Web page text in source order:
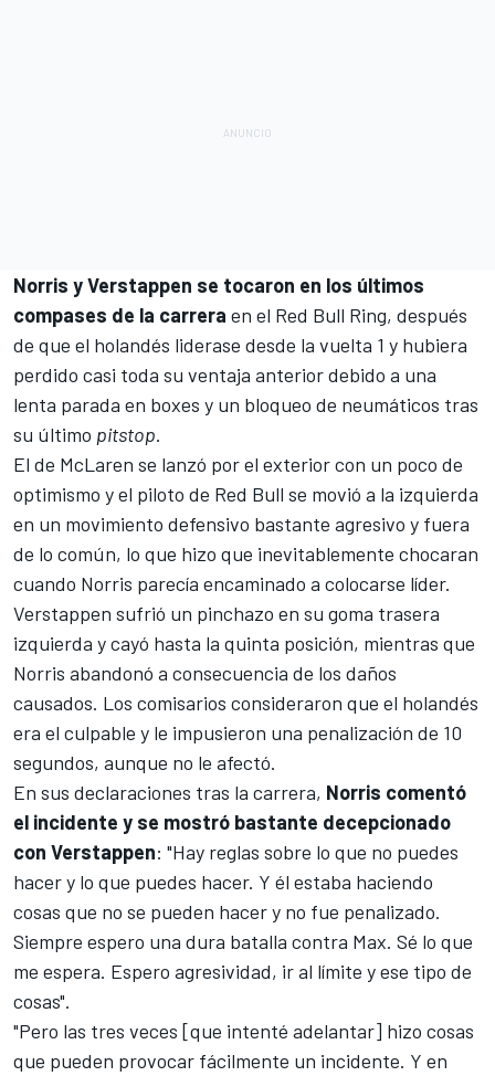
Norris y Verstappen se tocaron en los últimos
compases de la carrera en el Red Bull Ring, después
de que el holandés liderase desde la vuelta 1 y hubiera
perdido casi toda su ventaja anterior debido a una
lenta parada en boxes y un bloqueo de neumáticos tras
su último pitstop.
El de McLaren se lanzó por el exterior con un poco de
optimismo y el piloto de Red Bull se movió a la izquierda
en un movimiento defensivo bastante agresivo y fuera
de lo común, lo que hizo que inevitablemente chocaran
cuando Norris parecía encaminado a colocarse líder.
Verstappen sufrió un pinchazo en su goma trasera
izquierda y cayó hasta la quinta posición, mientras que
Norris abandonó a consecuencia de los daños
causados. Los comisarios consideraron que el holandés
era el culpable y le impusieron una penalización de 10
segundos, aunque no le afectó.
En sus declaraciones tras la carrera, Norris comentó
el incidente y se mostró bastante decepcionado
con Verstappen: "Hay reglas sobre lo que no puedes
hacer y lo que puedes hacer. Y él estaba haciendo
cosas que no se pueden hacer y no fue penalizado.
Siempre espero una dura batalla contra Max. Sé lo que
me espera. Espero agresividad, ir al límite y ese tipo de
cosas".
"Pero las tres veces [que intenté adelantar] hizo cosas
que pueden provocar fácilmente un incidente. Y en